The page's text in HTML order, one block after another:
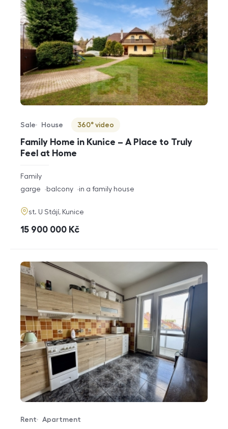
Family Home in Kunice – A Place to Truly
Feel at Home
Offer type
Sale
Property type
House
Virtuální prohlídka
360° video
rozměry
disposition
Family
funkce
garge balcony in a family house
adresa
st. U Stájí, Kunice
cena
15 900 000 Kč
Offer type
Rent
Property type
Apartment